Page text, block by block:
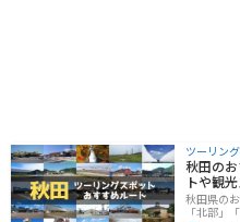
ツーリング
秋田の
トや観
秋田県の
「北部」